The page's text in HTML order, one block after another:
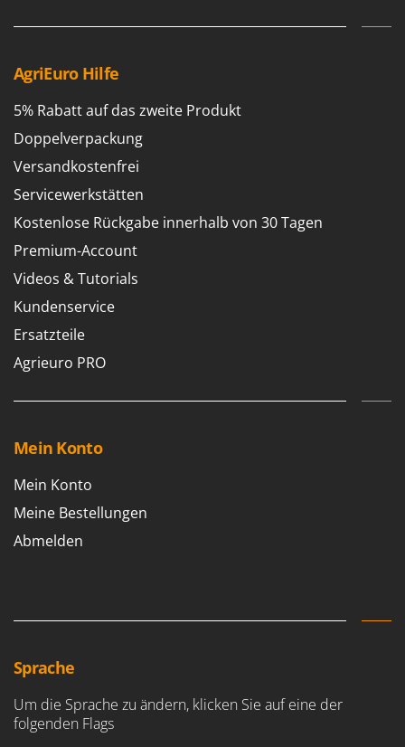
Y Yard Force
Z
Zanon
Zephir
ZGrills
Zodiac
Zomax
AgriEuro Hilfe
5% Rabatt auf das zweite Produkt
Doppelverpackung
Versandkostenfrei
Servicewerkstätten
Kostenlose Rückgabe innerhalb von 30 Tagen
Premium-Account
Videos & Tutorials
Kundenservice
Ersatzteile
Agrieuro PRO
Mein Konto
Mein Konto
Meine Bestellungen
Abmelden
Sprache
Um die Sprache zu ändern, klicken Sie auf eine der
folgenden Flags